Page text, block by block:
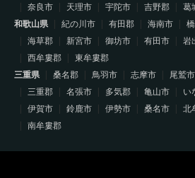
奈良市
天理市 宇陀市 吉野郡 葛
和歌山県
紀の川市 有田郡 海南市
海草郡
新宮市 御坊市 有田市 岩
西牟婁郡
東牟婁郡
三重県
桑名郡 鳥羽市 志摩市 尾鷲市
三重郡
名張市 多気郡 亀山市 い
伊賀市
鈴鹿市 伊勢市 桑名市 北
南牟婁郡